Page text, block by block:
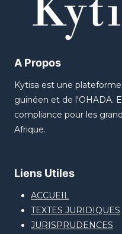
A Propos
Kytisa est une
guinéen et de l'OHADA.
compliance pour les
Afrique.
Liens Utiles
ACCUEIL
TEXTES JURIDIQUES
JURISPRUDENCES